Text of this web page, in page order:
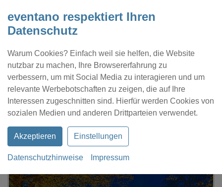
eventano respektiert Ihren
Datenschutz
Warum Cookies? Einfach weil sie helfen, die Website
nutzbar zu machen, Ihre Browsererfahrung zu
verbessern, um mit Social Media zu interagieren und um
relevante Werbebotschaften zu zeigen, die auf Ihre
Interessen zugeschnitten sind. Hierfür werden Cookies von
sozialen Medien und anderen Drittparteien verwendet.
Akzeptieren Einstellungen
Datenschutzhinweise Impressum
Kontakt Location eintragen Profil
GARAGE DU PONT